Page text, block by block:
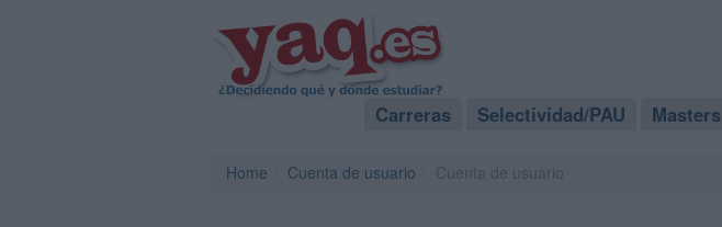
Carreras Selectividad/PAU Masters
Home Cuenta de usuario